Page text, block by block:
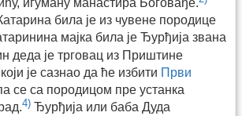
игуману манастира Боговађе.
била је из чувене породице
мајка била је Ђурђија звана
деда је трговац из Приштине
је сазнао да ће избити Први
се са породицом пре устанка
4) Ђурђија или баба Дуда